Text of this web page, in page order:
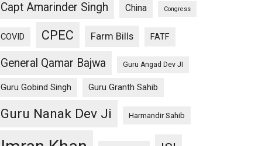
Capt Amarinder Singh China Congress
COVID CPEC Farm Bills FATF
General Qamar Bajwa Guru Angad Dev JI
Guru Gobind Singh Guru Granth Sahib
Guru Nanak Dev Ji Harmandir Sahib